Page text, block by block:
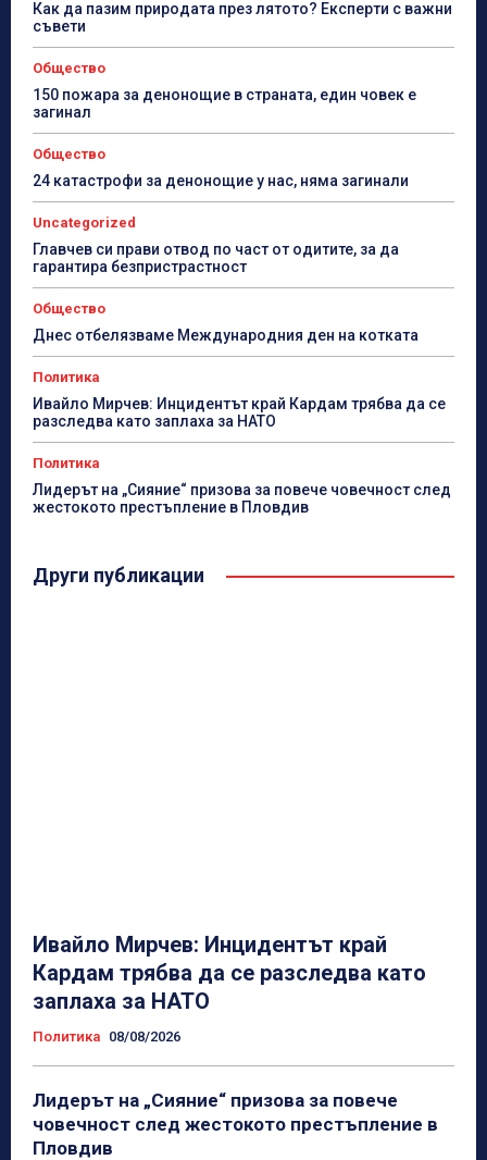
Как да пазим природата през лятото? Експерти с важни
съвети
Общество
150 пожара за денонощие в страната, един човек е
загинал
Общество
24 катастрофи за денонощие у нас, няма загинали
Uncategorized
Главчев си прави отвод по част от одитите, за да
гарантира безпристрастност
Общество
Днес отбелязваме Международния ден на котката
Политика
Ивайло Мирчев: Инцидентът край Кардам трябва да се
разследва като заплаха за НАТО
Политика
Лидерът на „Сияние“ призова за повече човечност след
жестокото престъпление в Пловдив
Други публикации
Ивайло Мирчев: Инцидентът край
Кардам трябва да се разследва като
заплаха за НАТО
Политика 08/08/2026
Лидерът на „Сияние“ призова за повече
човечност след жестокото престъпление в
Пловдив